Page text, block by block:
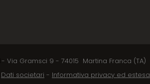
- Via Gramsci 9 - 74015 Martina Franca (TA)
Dati societari - Informativa privacy ed estesa